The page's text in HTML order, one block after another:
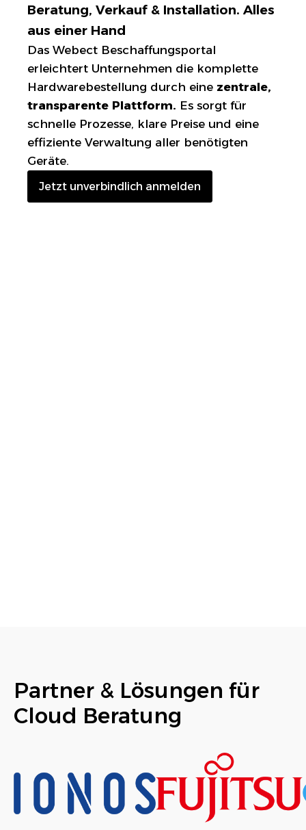
Beratung, Verkauf & Installation. Alles
aus einer Hand
Das Webect Beschaffungsportal
erleichtert Unternehmen die komplette
Hardwarebestellung durch eine zentrale,
transparente Plattform. Es sorgt für
schnelle Prozesse, klare Preise und eine
effiziente Verwaltung aller benötigten
Geräte.
Jetzt unverbindlich anmelden
Partner & Lösungen für
Cloud Beratung